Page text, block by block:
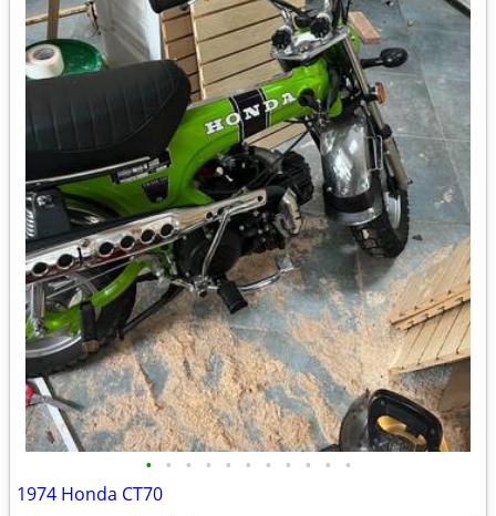
• • • • • • • • • • •
1974 Honda CT70